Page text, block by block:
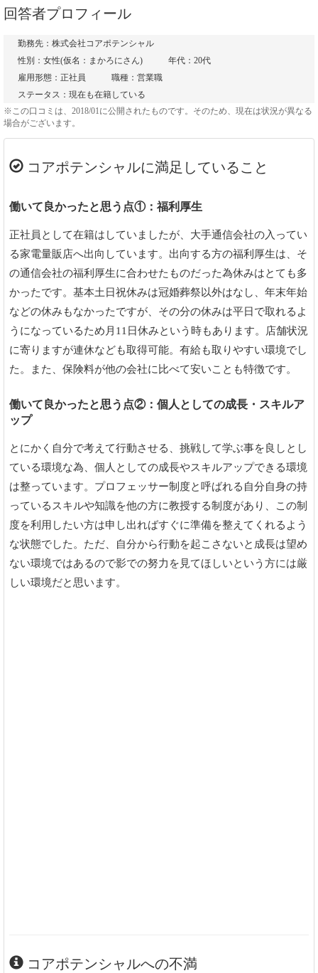
回答者プロフィール
勤務先：株式会社コアポテンシャル
性別：女性(仮名：まかろにさん)
年代：20代
雇用形態：正社員
職種：営業職
ステータス：現在も在籍している
※この口コミは、2018/01に公開されたものです。そのため、現在は状況が異なる
場合がございます。
コアポテンシャルに満足していること
働いて良かったと思う点①：福利厚生
正社員として在籍はしていましたが、大手通信会社の入ってい
る家電量販店へ出向しています。出向する方の福利厚生は、そ
の通信会社の福利厚生に合わせたものだった為休みはとても多
かったです。基本土日祝休みは冠婚葬祭以外はなし、年末年始
などの休みもなかったですが、その分の休みは平日で取れるよ
うになっているため月11日休みという時もあります。店舗状況
に寄りますが連休なども取得可能。有給も取りやすい環境でし
た。また、保険料が他の会社に比べて安いことも特徴です。
働いて良かったと思う点②：個人としての成長・スキルア
ップ
とにかく自分で考えて行動させる、挑戦して学ぶ事を良しとし
ている環境な為、個人としての成長やスキルアップできる環境
は整っています。プロフェッサー制度と呼ばれる自分自身の持
っているスキルや知識を他の方に教授する制度があり、この制
度を利用したい方は申し出ればすぐに準備を整えてくれるよう
な状態でした。ただ、自分から行動を起こさないと成長は望め
ない環境ではあるので影での努力を見てほしいという方には厳
しい環境だと思います。
コアポテンシャルへの不満